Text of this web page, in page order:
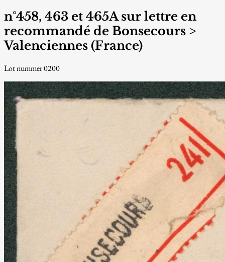
n°458, 463 et 465A sur lettre en
recommandé de Bonsecours >
Valenciennes (France)
Lot nummer 0200